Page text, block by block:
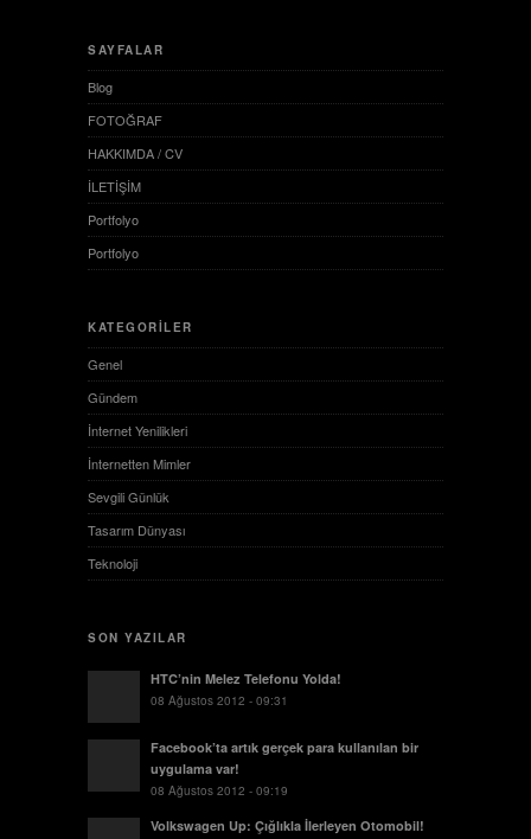
SAYFALAR
Blog
FOTOĞRAF
HAKKIMDA / CV
İLETİŞİM
Portfolyo
Portfolyo
KATEGORILER
Genel
Gündem
İnternet Yenilikleri
İnternetten Mimler
Sevgili Günlük
Tasarım Dünyası
Teknoloji
SON YAZILAR
HTC’nin Melez Telefonu Yolda!
08 Ağustos 2012 - 09:31
Facebook’ta artık gerçek para kullanılan bir
uygulama var!
08 Ağustos 2012 - 09:19
Volkswagen Up: Çığlıkla İlerleyen Otomobil!